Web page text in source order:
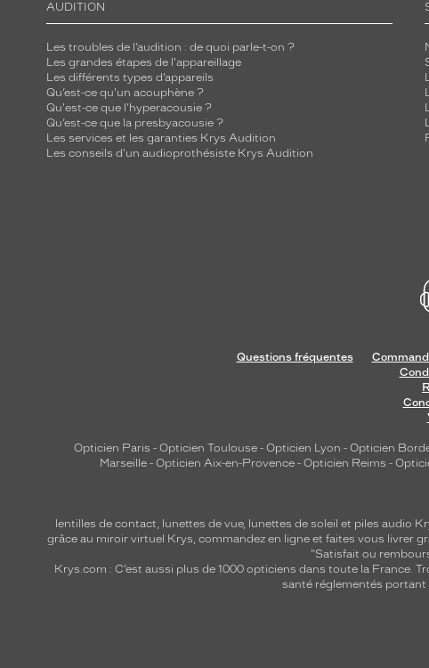
AUDITION
Les troubles de l’audition : de quoi parle-t-on ?
Les grandes étapes de l'appareillage
Les différents types d’appareils
Qu’est-ce qu'un acouphène ?
Qu'est-ce que l'hyperacousie ?
Qu’est-ce que la presbyacousie ?
Les services et les garanties Krys Audition
Les conseils d'un audioprothésiste Krys Audition
Questions fréquentes
Opticien Paris - Opticien Toulouse - Opticien Lyon - Opticien
Marseille - Opticien Aix-en-Provence - Opticien Reims -
lentilles de contact, lunettes de vue, lunettes de soleil et piles audio
grâce au miroir virtuel Krys, commandez en ligne et faites vous livrer
"Satisfait ou
Krys.com : C’est aussi plus de 1000 opticiens dans toute la France.
santé réglementés portant